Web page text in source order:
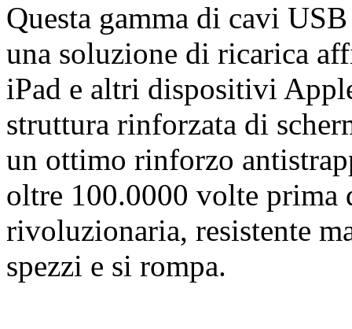
Questa gamma di cavi
una soluzione di ricarica
iPad e altri dispositivi
struttura rinforzata di
un ottimo rinforzo
oltre 100.0000 volte prima
rivoluzionaria, resistente
spezzi e si rompa.